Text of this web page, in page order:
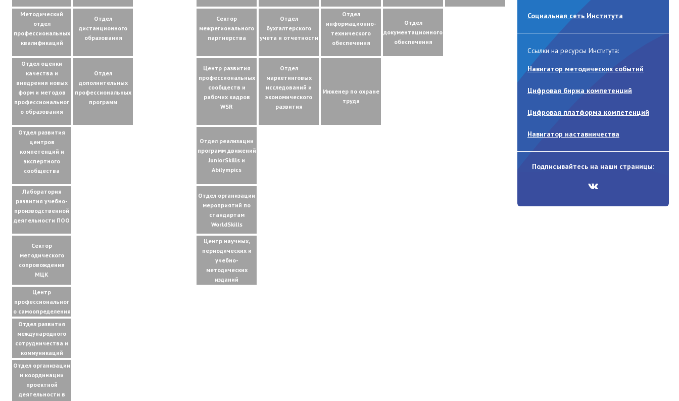
Социальная сеть Института
Ссылки на ресурсы Института:
Навигатор методических событий
Цифровая биржа компетенций
Цифровая платформа компетенций
Навигатор наставничества
Подписывайтесь на наши страницы:
Методический
отдел
профессиональных
квалификаций
Отдел
дистанционного
образования
Сектор
межрегионального
партнерства
Отдел
бухгалтерского
учета и отчетности
Отдел
информационно-
технического
обеспечения
Отдел
документационного
обеспечения
Отдел оценки
качества и
внедрения новых
форм и методов
профессиональног
о образования
Отдел
дополнительных
профессиональных
программ
Центр развития
профессиональных
сообществ и
рабочих кадров
WSR
Отдел
маркетинговых
исследований и
экономического
развития
Инженер по охране
труда
Отдел развития
центров
компетенций и
экспертного
сообщества
Отдел реализации
программ движений
JuniorSkills и
Abilympics
Лаборатория
развития учебно-
производственной
деятельности ПОО
Отдел организации
мероприятий по
стандартам
WorldSkills
Сектор
методического
сопровождения
МЦК
Центр научных,
периодических и
учебно-
методических
изданий
Центр
профессиональног
о самоопределения
Отдел развития
международного
сотрудничества и
коммуникаций
Отдел организации
и координации
проектной
деятельности в